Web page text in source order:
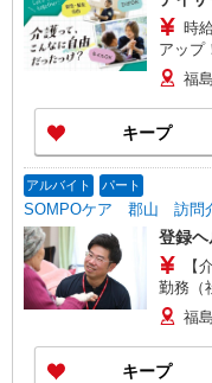
時給
アップ
福
キープ
アルバイト パート
SOMPOケア 郡山 訪問
登録
【介護
勤務（
夜間（
祝日：時給
（ヘルパー1
以上勤
福
キープ